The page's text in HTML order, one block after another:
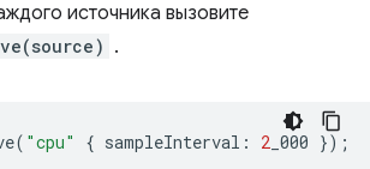
источника вызовите
.
( "cpu" { sampleInterval : 2 _000 });